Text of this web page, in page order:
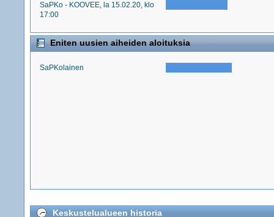
SaPKo - KOOVEE, la 15.02.20, klo
17:00
Eniten uusien aiheiden aloituksia
SaPKolainen
Keskustelualueen historia